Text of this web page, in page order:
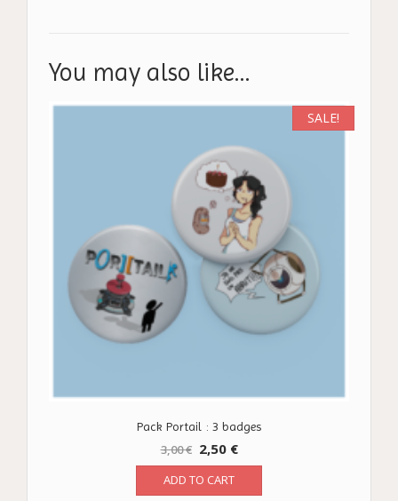
You may also like…
SALE!
Pack Portail : 3 badges
3,00€ 2,50 €
ADD TO CART